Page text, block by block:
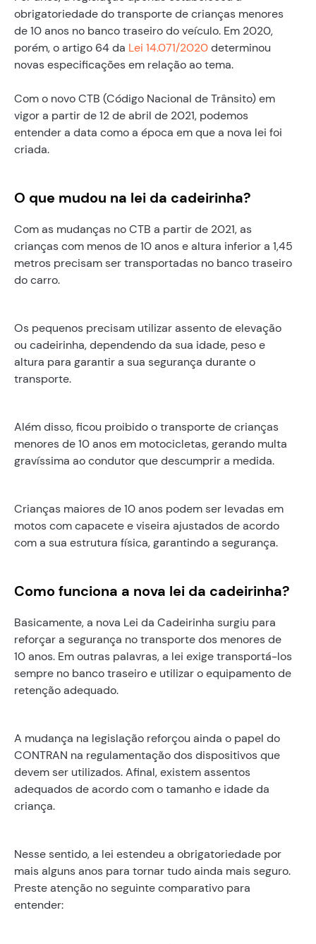
obrigatoriedade do transporte de crianças menores
de 10 anos no banco traseiro do veículo. Em 2020,
porém, o artigo 64 da Lei 14.071/2020determinou
novas especificações em relação ao tema.
Com o novo CTB (Código Nacional de Trânsito) em
vigor a partir de 12 de abril de 2021, podemos
entender a data como a época em que a nova lei foi
criada.
O que mudou na lei da cadeirinha?
Com as mudanças no CTB a partir de 2021, as
crianças com menos de 10 anos e altura inferior a 1,45
metros precisam ser transportadas no banco traseiro
do carro.
Os pequenos precisam utilizar assento de elevação
ou cadeirinha, dependendo da sua idade, peso e
altura para garantir a sua segurança durante o
transporte.
Além disso, ficou proibido o transporte de crianças
menores de 10 anos em motocicletas, gerando multa
gravíssima ao condutor que descumprir a medida.
Crianças maiores de 10 anos podem ser levadas em
motos com capacete e viseira ajustados de acordo
com a sua estrutura física, garantindo a segurança.
Como funciona a nova lei da cadeirinha?
Basicamente, a nova Lei da Cadeirinha surgiu para
reforçar a segurança no transporte dos menores de
10 anos. Em outras palavras, a lei exige transportá-los
sempre no banco traseiro e utilizar o equipamento de
retenção adequado.
A mudança na legislação reforçou ainda o papel do
CONTRAN na regulamentação dos dispositivos que
devem ser utilizados. Afinal, existem assentos
adequados de acordo com o tamanho e idade da
criança.
Nesse sentido, a lei estendeu a obrigatoriedade por
mais alguns anos para tornar tudo ainda mais seguro.
Preste atenção no seguinte comparativo para
entender: